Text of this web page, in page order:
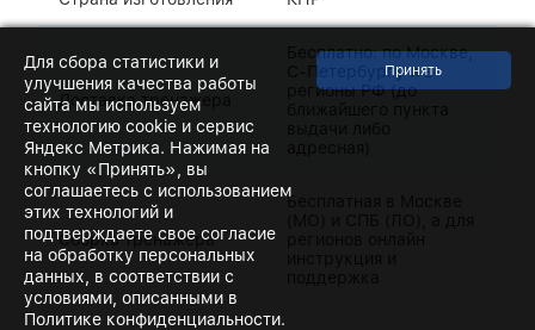
Доставка тренажера
Бесплатно: по Москве,
С-Петербургу и в
регионы РФ (до
Сборка тренажера
Бесплатная в Москве
Для сбора статистики и
улучшения качества работы
сайта мы используем
технологию cookie и сервис
Яндекс Метрика. Нажимая на
кнопку «Принять», вы
соглашаетесь с использованием
этих технологий и
подтверждаете свое согласие
на обработку персональных
данных, в соответствии с
условиями, описанными в
Политике конфиденциальности.